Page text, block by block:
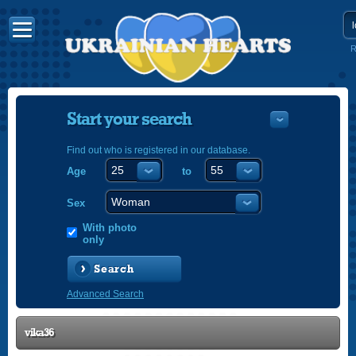
Start your search
Find out who is registered in our database.
Age to
Sex
With photo
only
Search
Advanced Search
vika36